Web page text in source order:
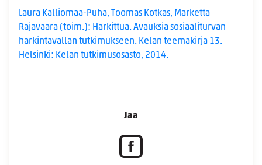
Laura Kalliomaa-Puha, Toomas Kotkas, Marketta
Rajavaara (toim.): Harkittua. Avauksia sosiaaliturvan
harkintavallan tutkimukseen. Kelan teemakirja 13.
Helsinki: Kelan tutkimusosasto, 2014.
Jaa